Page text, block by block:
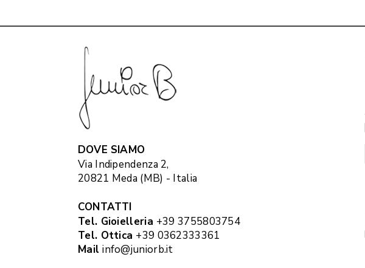
DOVE SIAMO
Via Indipendenza 2,
20821 Meda (MB) - Italia
CONTATTI
Tel. Gioielleria +39 3755803754
Tel. Ottica +39 0362333361
Mail info@juniorb.it